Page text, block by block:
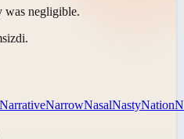
was negligible.
.
NarrativeNarrowNasalNastyNation